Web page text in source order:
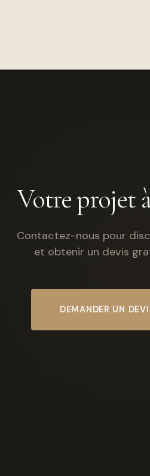
Votre projet
Contactez-nous pour
et obtenir un devis
DEMANDER UN